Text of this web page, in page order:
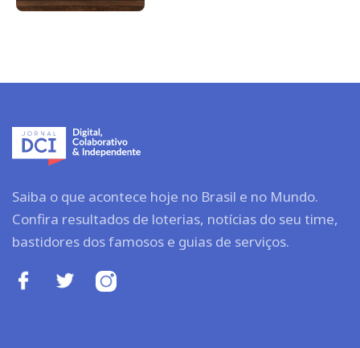
Saiba o que acontece hoje no Brasil e no Mundo.
Confira resultados de loterias, notícias do seu time,
bastidores dos famosos e guias de serviços.